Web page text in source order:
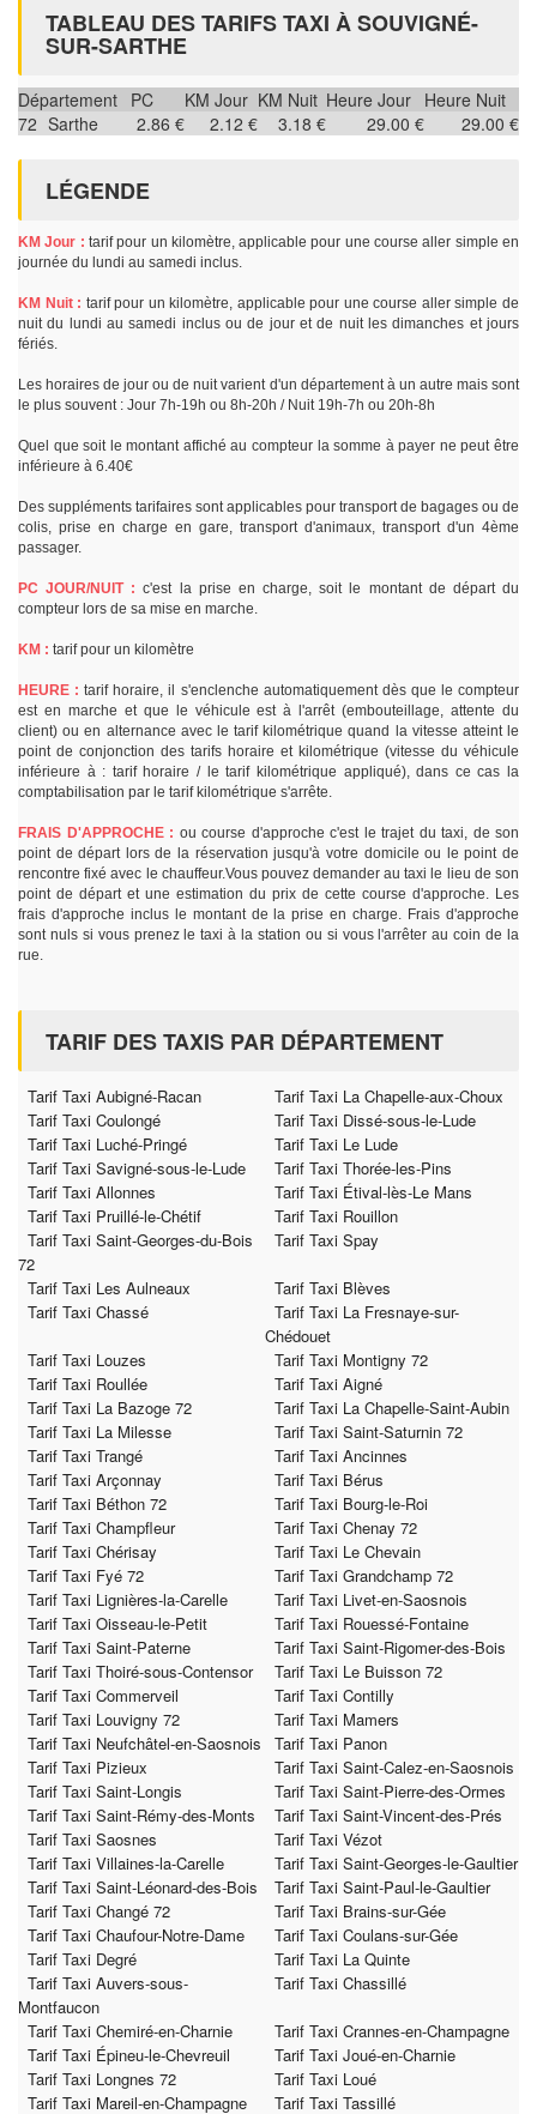
TABLEAU DES TARIFS TAXI À SOUVIGNÉ-
SUR-SARTHE
Département PC KM Jour KM Nuit Heure Jour Heure Nuit
72 Sarthe 2.86 € 2.12 € 3.18 € 29.00 € 29.00 €
LÉGENDE
KM Jour : tarif pour un kilomètre, applicable pour une course aller simple en
journée du lundi au samedi inclus.
KM Nuit : tarif pour un kilomètre, applicable pour une course aller simple de
nuit du lundi au samedi inclus ou de jour et de nuit les dimanches et jours
fériés.
Les horaires de jour ou de nuit varient d'un département à un autre mais sont
le plus souvent : Jour 7h-19h ou 8h-20h / Nuit 19h-7h ou 20h-8h
Quel que soit le montant affiché au compteur la somme à payer ne peut être
inférieure à 6.40€
Des suppléments tarifaires sont applicables pour transport de bagages ou de
colis, prise en charge en gare, transport d'animaux, transport d'un 4ème
passager.
PC JOUR/NUIT : c'est la prise en charge, soit le montant de départ du
compteur lors de sa mise en marche.
KM : tarif pour un kilomètre
HEURE : tarif horaire, il s'enclenche automatiquement dès que le compteur
est en marche et que le véhicule est à l'arrêt (embouteillage, attente du
client) ou en alternance avec le tarif kilométrique quand la vitesse atteint le
point de conjonction des tarifs horaire et kilométrique (vitesse du véhicule
inférieure à : tarif horaire / le tarif kilométrique appliqué), dans ce cas la
comptabilisation par le tarif kilométrique s'arrête.
FRAIS D'APPROCHE : ou course d'approche c'est le trajet du taxi, de son
point de départ lors de la réservation jusqu'à votre domicile ou le point de
rencontre fixé avec le chauffeur.Vous pouvez demander au taxi le lieu de son
point de départ et une estimation du prix de cette course d'approche. Les
frais d'approche inclus le montant de la prise en charge. Frais d'approche
sont nuls si vous prenez le taxi à la station ou si vous l'arrêter au coin de la
rue.
TARIF DES TAXIS PAR DÉPARTEMENT
Tarif Taxi Aubigné-Racan
Tarif Taxi La Chapelle-aux-Choux
Tarif Taxi Coulongé
Tarif Taxi Dissé-sous-le-Lude
Tarif Taxi Luché-Pringé
Tarif Taxi Le Lude
Tarif Taxi Savigné-sous-le-Lude
Tarif Taxi Thorée-les-Pins
Tarif Taxi Allonnes
Tarif Taxi Étival-lès-Le Mans
Tarif Taxi Pruillé-le-Chétif
Tarif Taxi Rouillon
Tarif Taxi Saint-Georges-du-Bois
72
Tarif Taxi Spay
Tarif Taxi Les Aulneaux
Tarif Taxi Blèves
Tarif Taxi Chassé
Tarif Taxi La Fresnaye-sur-
Chédouet
Tarif Taxi Louzes
Tarif Taxi Montigny 72
Tarif Taxi Roullée
Tarif Taxi Aigné
Tarif Taxi La Bazoge 72
Tarif Taxi La Chapelle-Saint-Aubin
Tarif Taxi La Milesse
Tarif Taxi Saint-Saturnin 72
Tarif Taxi Trangé
Tarif Taxi Ancinnes
Tarif Taxi Arçonnay
Tarif Taxi Bérus
Tarif Taxi Béthon 72
Tarif Taxi Bourg-le-Roi
Tarif Taxi Champfleur
Tarif Taxi Chenay 72
Tarif Taxi Chérisay
Tarif Taxi Le Chevain
Tarif Taxi Fyé 72
Tarif Taxi Grandchamp 72
Tarif Taxi Lignières-la-Carelle
Tarif Taxi Livet-en-Saosnois
Tarif Taxi Oisseau-le-Petit
Tarif Taxi Rouessé-Fontaine
Tarif Taxi Saint-Paterne
Tarif Taxi Saint-Rigomer-des-Bois
Tarif Taxi Thoiré-sous-Contensor
Tarif Taxi Le Buisson 72
Tarif Taxi Commerveil
Tarif Taxi Contilly
Tarif Taxi Louvigny 72
Tarif Taxi Mamers
Tarif Taxi Neufchâtel-en-Saosnois
Tarif Taxi Panon
Tarif Taxi Pizieux
Tarif Taxi Saint-Calez-en-Saosnois
Tarif Taxi Saint-Longis
Tarif Taxi Saint-Pierre-des-Ormes
Tarif Taxi Saint-Rémy-des-Monts
Tarif Taxi Saint-Vincent-des-Prés
Tarif Taxi Saosnes
Tarif Taxi Vézot
Tarif Taxi Villaines-la-Carelle
Tarif Taxi Saint-Georges-le-Gaultier
Tarif Taxi Saint-Léonard-des-Bois
Tarif Taxi Saint-Paul-le-Gaultier
Tarif Taxi Changé 72
Tarif Taxi Brains-sur-Gée
Tarif Taxi Chaufour-Notre-Dame
Tarif Taxi Coulans-sur-Gée
Tarif Taxi Degré
Tarif Taxi La Quinte
Tarif Taxi Auvers-sous-
Montfaucon
Tarif Taxi Chassillé
Tarif Taxi Chemiré-en-Charnie
Tarif Taxi Crannes-en-Champagne
Tarif Taxi Épineu-le-Chevreuil
Tarif Taxi Joué-en-Charnie
Tarif Taxi Longnes 72
Tarif Taxi Loué
Tarif Taxi Mareil-en-Champagne
Tarif Taxi Tassillé